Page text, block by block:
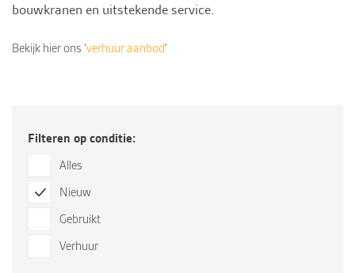
bouwkranen en uitstekendeservice.
Bekijk hier ons ‘verhuur aanbod‘
Filteren op conditie:
Alles
Nieuw
Gebruikt
Verhuur